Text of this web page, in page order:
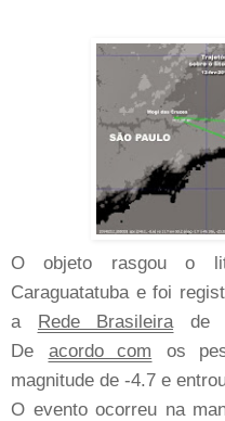
O objeto rasgou o
Caraguatatuba e foi
a Rede Brasileira de
De acordo com
os
magnitude de -4.7 e
O evento ocorreu na